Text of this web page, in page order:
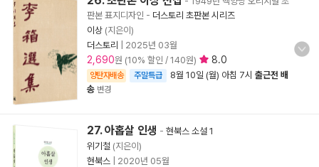
판본 표지디자인 - 더스토리 초판본 시리즈
이상 (지은이)
더스토리
2025년 03월
2,690원 (10% 할인 / 140원) 8.0
양탄자배송 주말특급 8월 10일 (월) 아침 7시 출근전 배
송 변경
27. 아홉살 인생 - 현북스 소설 1
위기철 (지은이)
현북스
2020년 05월